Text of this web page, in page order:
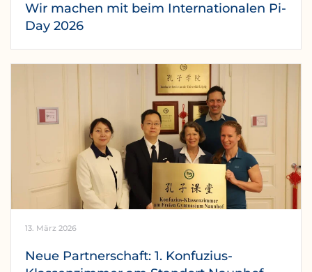
Wir machen mit beim Internationalen Pi-
Day 2026
13. März 2026
Neue Partnerschaft: 1. Konfuzius-